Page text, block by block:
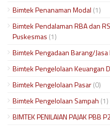
Bimtek Penanaman Modal (1)
Bimtek Pendalaman RBA dan
Puskesmas (1)
Bimtek Pengadaan Barang/
Bimtek Pengelolaan Keuangan
Bimtek Pengelolaan Pasar(0)
Bimtek Pengelolaan Sampah (1)
BIMTEK PENILAIAN PAJAK PBB